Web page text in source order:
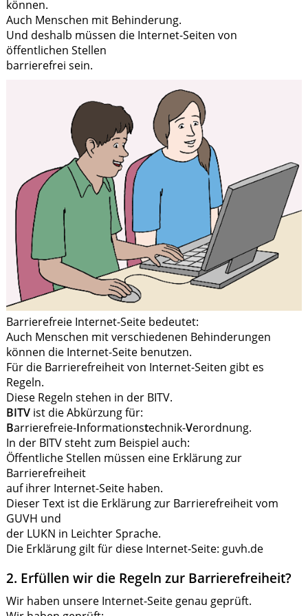
können.
Auch Menschen mit Behinderung.
Und deshalb müssen die Internet-Seiten von
öffentlichen Stellen
barrierefrei sein.
Barrierefreie Internet-Seite bedeutet:
Auch Menschen mit verschiedenen Behinderungen
können die Internet-Seite benutzen.
Für die Barrierefreiheit von Internet-Seiten gibt es
Regeln.
Diese Regeln stehen in der BITV.
BITVist die Abkürzung für:
Barrierefreie-Informationstechnik-Verordnung.
In der BITV steht zum Beispiel auch:
Öffentliche Stellen müssen eine Erklärung zur
Barrierefreiheit
auf ihrer Internet-Seite haben.
Dieser Text ist die Erklärung zur Barrierefreiheit vom
GUVH und
der LUKN in Leichter Sprache.
Die Erklärung gilt für diese Internet-Seite: guvh.de
2. Erfüllen wir die Regeln zur Barrierefreiheit?
Wir haben unsere Internet-Seite genau geprüft.